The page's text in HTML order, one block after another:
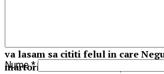
Pana cand se va obosi cineva sa
neconstitutionalitate fata de cele
va lasam sa cititi felul in care
martori si la avocatii lor (audio la
Nume*